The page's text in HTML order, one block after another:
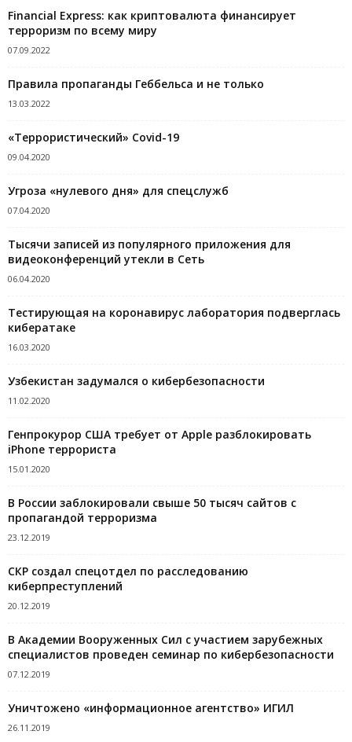
Financial Express: как криптовалюта финансирует
терроризм по всему миру
07.09.2022
Правила пропаганды Геббельса и не только
13.03.2022
«Террористический» Covid-19
09.04.2020
Угроза «нулевого дня» для спецслужб
07.04.2020
Тысячи записей из популярного приложения для
видеоконференций утекли в Сеть
06.04.2020
Тестирующая на коронавирус лаборатория подверглась
кибератаке
16.03.2020
Узбекистан задумался о кибербезопасности
11.02.2020
Генпрокурор США требует от Apple разблокировать
iPhone террориста
15.01.2020
В России заблокировали свыше 50 тысяч сайтов с
пропагандой терроризма
23.12.2019
СКР создал спецотдел по расследованию
киберпреступлений
20.12.2019
В Академии Вооруженных Сил с участием зарубежных
специалистов проведен семинар по кибербезопасности
07.12.2019
Уничтожено «информационное агентство» ИГИЛ
26.11.2019